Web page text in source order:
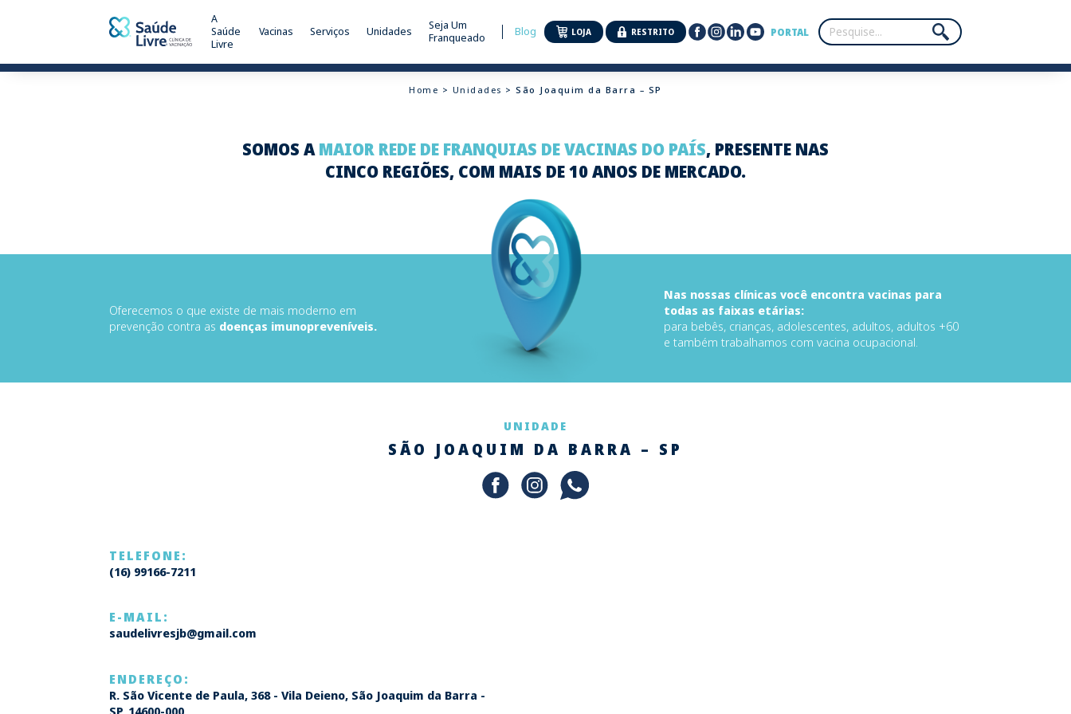
A
Saúde
Livre
Vacinas Serviços Unidades
Seja Um
Franqueado
Blog LOJA RESTRITO PORTAL
Home > Unidades > São Joaquim da Barra – SP
SOMOS A MAIOR REDE DE FRANQUIAS DE VACINAS DO PAÍS, PRESENTE NAS
CINCO REGIÕES, COM MAIS DE 10 ANOS DE MERCADO.
Oferecemos o que existe de mais moderno em
prevenção contra as doenças imunopreveníveis.
Nas nossas clínicas você encontra vacinas para
todas as faixas etárias:
para bebês, crianças, adolescentes, adultos, adultos +60
e também trabalhamos com vacina ocupacional.
UNIDADE
SÃO JOAQUIM DA BARRA – SP
TELEFONE:
(16) 99166-7211
E-MAIL:
saudelivresjb@gmail.com
ENDEREÇO:
R. São Vicente de Paula, 368 - Vila Deieno, São Joaquim da Barra -
SP, 14600-000